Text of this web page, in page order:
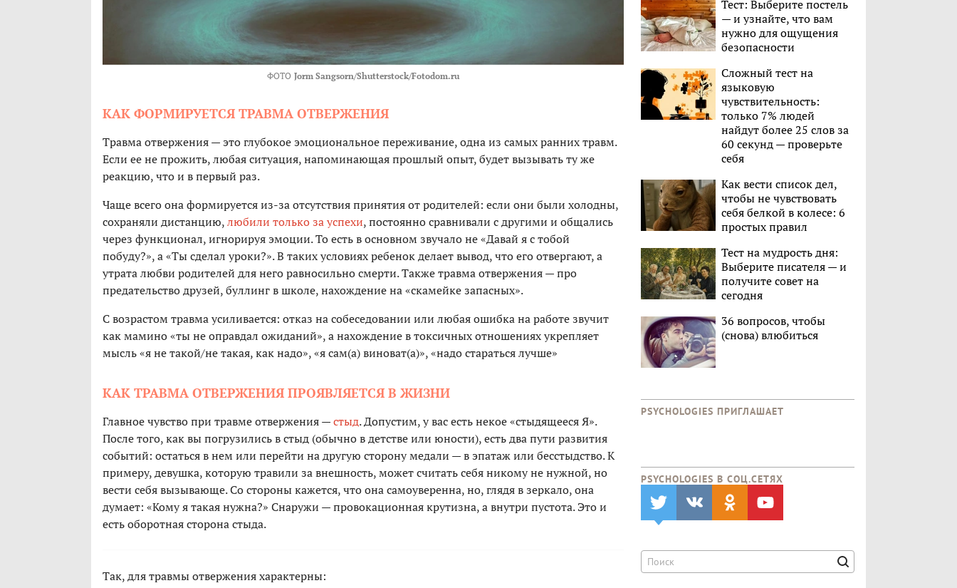
ФОТО Jorm Sangsorn/Shutterstock/Fotodom.ru
КАК ФОРМИРУЕТСЯ ТРАВМА ОТВЕРЖЕНИЯ
Травма отвержения — это глубокое эмоциональное переживание, одна из самых ранних травм.
Если ее не прожить, любая ситуация, напоминающая прошлый опыт, будет вызывать ту же
реакцию, что и в первый раз.
Чаще всего она формируется из-за отсутствия принятия от родителей: если они были холодны,
сохраняли дистанцию,любили только за успехи, постоянно сравнивали с другими и общались
через функционал, игнорируя эмоции. То есть в основном звучало не «Давай я с тобой
побуду?», а «Ты сделал уроки?». В таких условиях ребенок делает вывод, что его отвергают, а
утрата любви родителей для него равносильно смерти. Также травма отвержения — про
предательство друзей, буллинг в школе, нахождение на «скамейке запасных».
С возрастом травма усиливается: отказ на собеседовании или любая ошибка на работе звучит
как мамино «ты не оправдал ожиданий», а нахождение в токсичных отношениях укрепляет
мысль «я не такой/не такая, как надо», «я сам(а) виноват(а)», «надо стараться лучше»
КАК ТРАВМА ОТВЕРЖЕНИЯ ПРОЯВЛЯЕТСЯ В ЖИЗНИ
Главное чувство при травме отвержения —стыд. Допустим, у вас есть некое «стыдящееся Я».
После того, как вы погрузились в стыд (обычно в детстве или юности), есть два пути развития
событий: остаться в нем или перейти на другую сторону медали — в эпатаж или бесстыдство. К
примеру, девушка, которую травили за внешность, может считать себя никому не нужной, но
вести себя вызывающе. Со стороны кажется, что она самоуверенна, но, глядя в зеркало, она
думает: «Кому я такая нужна?» Снаружи — провокационная крутизна, а внутри пустота. Это и
есть оборотная сторона стыда.
Так, для травмы отвержения характерны:
Тест: Выберите постель
— и узнайте, что вам
нужно для ощущения
безопасности
Сложный тест на
языковую
чувствительность:
только 7% людей
найдут более 25 слов за
60 секунд — проверьте
себя
Как вести список дел,
чтобы не чувствовать
себя белкой в колесе: 6
простых правил
Тест на мудрость дня:
Выберите писателя — и
получите совет на
сегодня
36 вопросов, чтобы
(снова) влюбиться
PSYCHOLOGIES ПРИГЛАШАЕТ
PSYCHOLOGIES В CОЦ.СЕТЯХ